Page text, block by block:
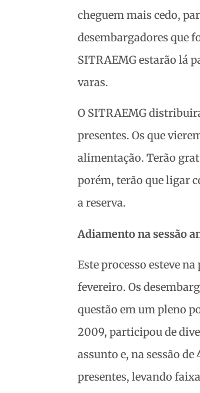
cheguem mais cedo,
desembargadores que
SITRAEMG estarão lá
varas.
O SITRAEMG
presentes. Os que
alimentação. Terão
porém, terão que ligar
a reserva.
Adiamento na sessão
Este processo esteve
fevereiro. Os
questão em um pleno
2009, participou de
assunto e, na sessão
presentes, levando